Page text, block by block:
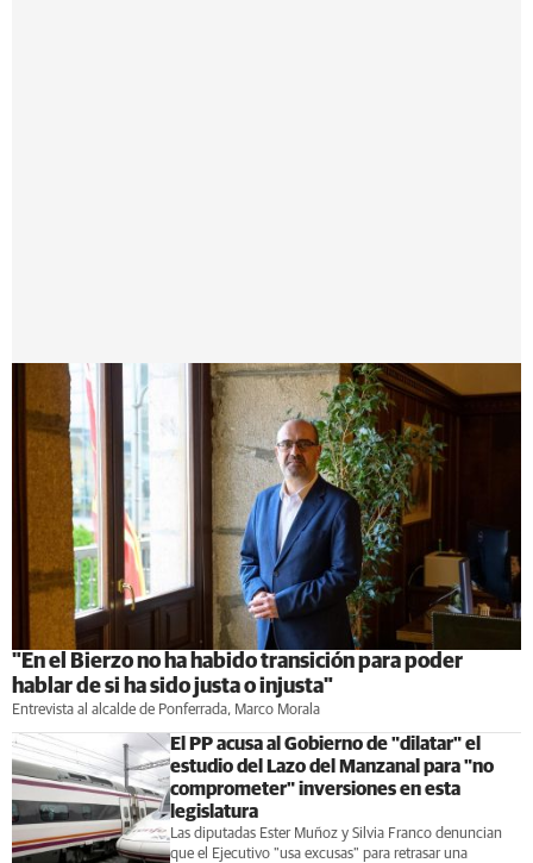
"En el Bierzo no ha habido transición para poder
hablar de si ha sido justa o injusta"
Entrevista al alcalde de Ponferrada, Marco Morala
El PP acusa al Gobierno de "dilatar" el
estudio del Lazo del Manzanal para "no
comprometer" inversiones en esta
legislatura
Las diputadas Ester Muñoz y Silvia Franco denuncian
que el Ejecutivo "usa excusas" para retrasar una